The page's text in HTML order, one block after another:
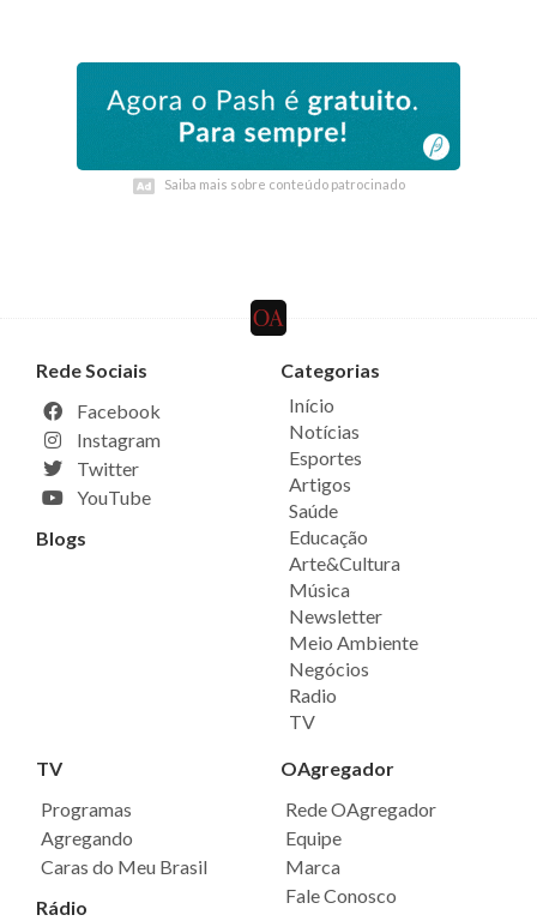
Saiba mais sobre conteúdo patrocinado
Saiba mais sobre conteúdo patrocinado
Rede Sociais
Facebook
Instagram
Twitter
YouTube
Blogs
Categorias
Início
Notícias
Esportes
Artigos
Saúde
Educação
Arte&Cultura
Música
Newsletter
Meio Ambiente
Negócios
Radio
TV
TV
Programas
Agregando
Caras do Meu Brasil
Rádio
OAgregador
Rede OAgregador
Equipe
Marca
Fale Conosco